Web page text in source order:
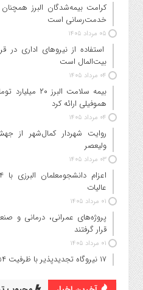
کرامت بیمه‌شدگان البرز
خدمت‌رسانی است
۰۵ مرداد ۱۴۰۵
استفاده از نیروهای اداری در
بیت‌المال است
۰۴ مرداد ۱۴۰۵
بیمه سلامت
هموفیلی ارائه کرد
۰۴ مرداد ۱۴۰۵
روایت شهردار کمال‌شهر از
ولیعصر
۰۳ مرداد ۱۴۰۵
عالیات
۰۱ مرداد ۱۴۰۵
پروژه‌های عمرانی، درمانی و
قرار گرفتند
۰۱ مرداد ۱۴۰۵
۱۷ نیروگاه تجدیدپذیر با ظرفیت ۱۵۴ مگاوات به شبکه پیوست